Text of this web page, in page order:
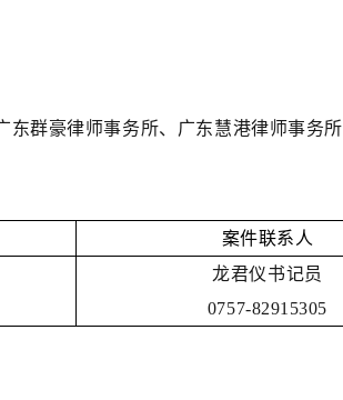
东群豪律师事务所、广东慧港律师事务所
案件联系人
龙君仪书记员
0757-82915305